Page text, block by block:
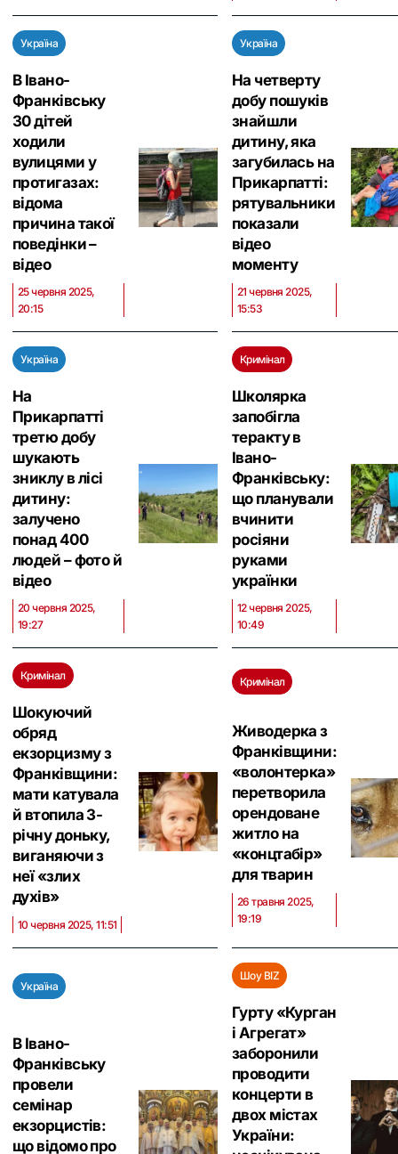
Україна
В Івано-
Франківську
30 дітей
ходили
вулицями у
протигазах:
відома
причина такої
поведінки –
відео
25 червня 2025,
20:15
Україна
На четверту
добу пошуків
знайшли
дитину, яка
загубилась на
Прикарпатті:
рятувальники
показали
відео
моменту
21 червня 2025,
15:53
Україна
На
Прикарпатті
третю добу
шукають
зниклу в лісі
дитину:
залучено
понад 400
людей – фото й
відео
20 червня 2025,
19:27
Кримінал
Школярка
запобігла
теракту в
Івано-
Франківську:
що планували
вчинити
росіяни
руками
українки
12 червня 2025,
10:49
Кримінал
Шокуючий
обряд
екзорцизму з
Франківщини:
мати катувала
й втопила 3-
річну доньку,
виганяючи з
неї «злих
духів»
10 червня 2025, 11:51
Кримінал
Живодерка з
Франківщини:
«волонтерка»
перетворила
орендоване
житло на
«концтабір»
для тварин
26 травня 2025,
19:19
Україна
В Івано-
Франківську
провели
семінар
екзорцистів:
що відомо про
Шоу BIZ
Гурту «Курган
і Агрегат»
заборонили
проводити
концерти в
двох містах
України: